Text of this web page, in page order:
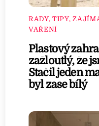
RADY, TIPY,
VAŘENÍ
Plastový
zažloutlý, že
Stačil jeden
byl zase bílý